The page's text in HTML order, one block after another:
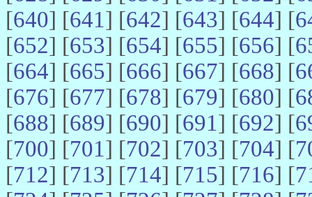
[640] [641] [642] [643] [644] [
[652] [653] [654] [655] [656] [
[664] [665] [666] [667] [668] [
[676] [677] [678] [679] [680] [
[688] [689] [690] [691] [692] [
[700] [701] [702] [703] [704] [
[712] [713] [714] [715] [716] [